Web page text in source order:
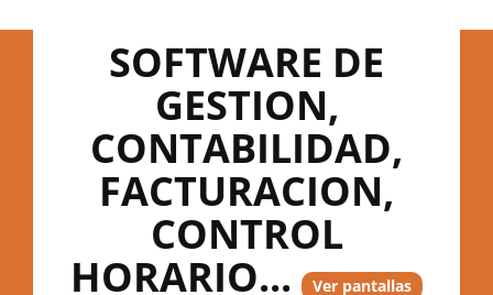
SOFTWARE DE
GESTION,
CONTABILIDAD,
FACTURACION,
CONTROL
HORARIO... Ver pantallas